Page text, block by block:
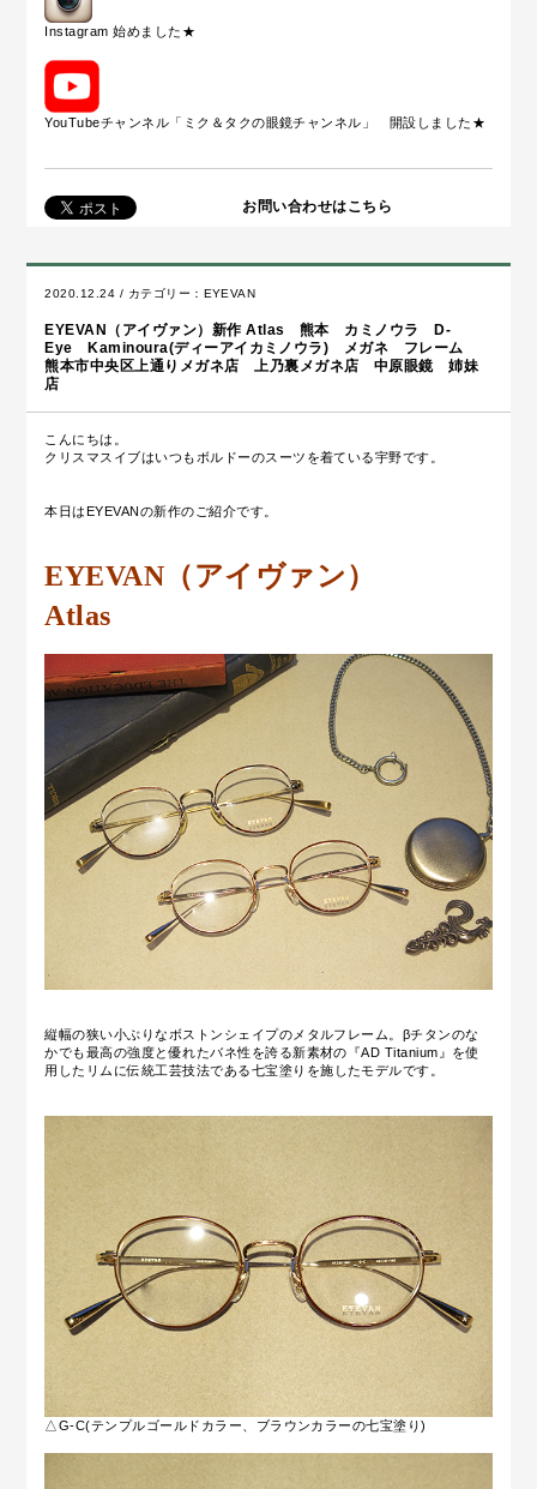
Instagram 始めました ★
YouTubeチャンネル「ミク＆タクの眼鏡チャンネル」 開設しました★
お問い合わせはこちら
2020.12.24 / カテゴリー： EYEVAN
EYEVAN（アイヴァン）新作 Atlas 熊本 カミノウラ D-
Eye Kaminoura(ディーアイカミノウラ) メガネ フレーム
熊本市中央区上通りメガネ店 上乃裏メガネ店 中原眼鏡 姉妹
店
こんにちは。
クリスマスイブはいつもボルドーのスーツを着ている宇野です。
本日はEYEVANの新作のご紹介です。
EYEVAN（アイヴァン）
Atlas
縦幅の狭い小ぶりなボストンシェイプのメタルフレーム。 βチタンのな
かでも最高の強度と優れたバネ性を誇る新素材の『AD Titanium』を使
用したリムに伝統工芸技法である七宝塗りを施したモデルです。
△G-C(テンプルゴールドカラー、ブラウンカラーの七宝塗り)